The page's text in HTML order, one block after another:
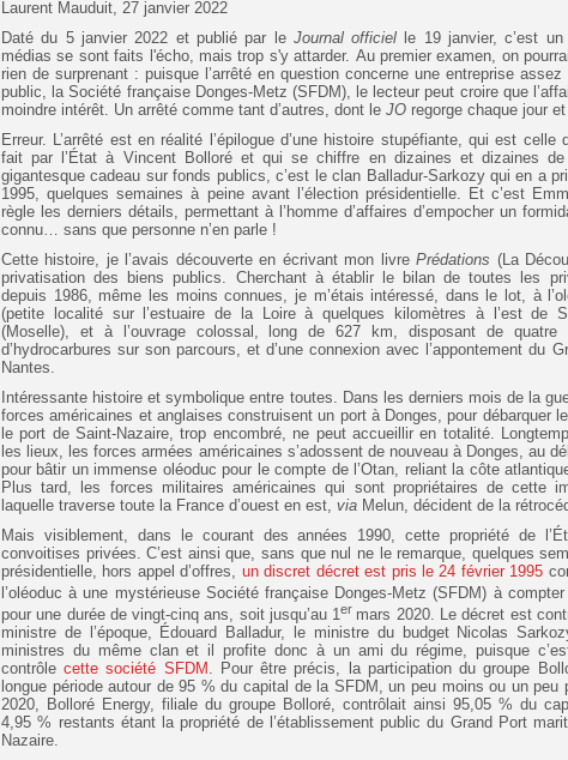
Laurent Mauduit, 27 janvier 2022
Daté du 5 janvier 2022 et publié par le Journal officiel le 19 janvier, c’est
médias se sont faits l'écho, mais trop s'y attarder. Au premier examen, on
rien de surprenant : puisque l’arrêté en question concerne une entreprise
public, la Société française Donges-Metz (SFDM), le lecteur peut croire que
moindre intérêt. Un arrêté comme tant d’autres, dont le JO regorge chaque jour
Erreur. L’arrêté est en réalité l’épilogue d’une histoire stupéfiante, qui est celle
fait par l’État à Vincent Bolloré et qui se chiffre en dizaines et dizaines de
gigantesque cadeau sur fonds publics, c’est le clan Balladur-Sarkozy qui en a
1995, quelques semaines à peine avant l’élection présidentielle. Et c’est
règle les derniers détails, permettant à l’homme d’affaires d’empocher un
connu… sans que personne n’en parle !
Cette histoire, je l’avais découverte en écrivant mon livrePrédations (La
privatisation des biens publics. Cherchant à établir le bilan de toutes les
depuis 1986, même les moins connues, je m’étais intéressé, dans le lot, à
(petite localité sur l’estuaire de la Loire à quelques kilomètres à l’est de
(Moselle), et à l’ouvrage colossal, long de 627 km, disposant de quatre
d’hydrocarbures sur son parcours, et d’une connexion avec l’appontement du
Nantes.
Intéressante histoire et symbolique entre toutes. Dans les derniers mois de la
forces américaines et anglaises construisent un port à Donges, pour débarquer
le port de Saint-Nazaire, trop encombré, ne peut accueillir en totalité.
les lieux, les forces armées américaines s’adossent de nouveau à Donges, au
pour bâtir un immense oléoduc pour le compte de l’Otan, reliant la côte
Plus tard, les forces militaires américaines qui sont propriétaires de cette
laquelle traverse toute la France d’ouest en est, via Melun, décident de la
Mais visiblement, dans le courant des années 1990, cette propriété de
convoitises privées. C’est ainsi que, sans que nul ne le remarque, quelques
présidentielle, hors appel d’offres, un discret décret est pris le 24 février 1995
l’oléoduc à une mystérieuse Société française Donges-Metz (SFDM) à
pour une durée de vingt-cinq ans, soit jusqu’au 1er mars 2020. Le décret est
ministre de l’époque, Édouard Balladur, le ministre du budget Nicolas
ministres du même clan et il profite donc à un ami du régime, puisque
contrôlecette société SFDM . Pour être précis, la participation du groupe
longue période autour de 95 % du capital de la SFDM, un peu moins ou un peu
2020, Bolloré Energy, filiale du groupe Bolloré, contrôlait ainsi 95,05 % du
4,95 % restants étant la propriété de l’établissement public du Grand Port
Nazaire.